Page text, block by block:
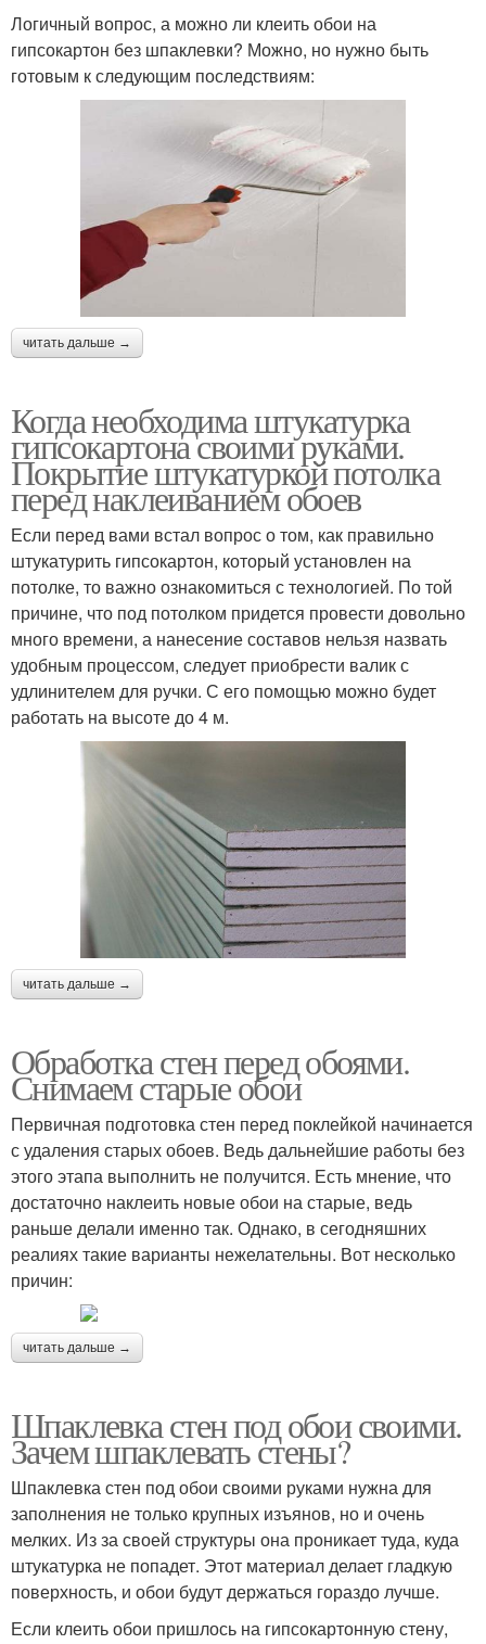
Логичный вопрос, а можно ли клеить обои на
гипсокартон без шпаклевки? Можно, но нужно быть
готовым к следующим последствиям:
читать дальше →
Когда необходима штукатурка
гипсокартона своими руками.
Покрытие штукатуркой потолка
перед наклеиванием обоев
Если перед вами встал вопрос о том, как правильно
штукатурить гипсокартон, который установлен на
потолке, то важно ознакомиться с технологией. По той
причине, что под потолком придется провести довольно
много времени, а нанесение составов нельзя назвать
удобным процессом, следует приобрести валик с
удлинителем для ручки. С его помощью можно будет
работать на высоте до 4 м.
читать дальше →
Обработка стен перед обоями.
Снимаем старые обои
Первичная подготовка стен перед поклейкой начинается
с удаления старых обоев. Ведь дальнейшие работы без
этого этапа выполнить не получится. Есть мнение, что
достаточно наклеить новые обои на старые, ведь
раньше делали именно так. Однако, в сегодняшних
реалиях такие варианты нежелательны. Вот несколько
причин:
читать дальше →
Шпаклевка стен под обои своими.
Зачем шпаклевать стены?
Шпаклевка стен под обои своими руками нужна для
заполнения не только крупных изъянов, но и очень
мелких. Из за своей структуры она проникает туда, куда
штукатурка не попадет. Этот материал делает гладкую
поверхность, и обои будут держаться гораздо лучше.
Если клеить обои пришлось на гипсокартонную стену,